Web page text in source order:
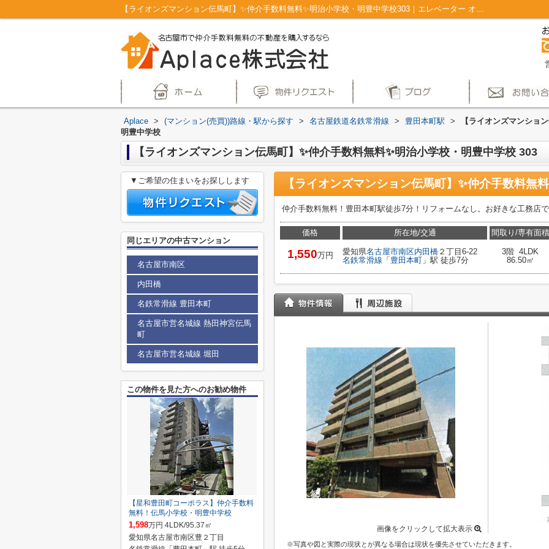
【ライオンズマンション伝馬町】✨️仲介手数料無料✨️明治小学校・明豊中学校303｜エレベーター オートロック 角住戸 東南角住戸 ２駅利用可｜仲介手数料無料！名古屋市で新築戸建てを探すならAplace
Aplace > (マンション(売買))路線・駅から探す > 名古屋鉄道名鉄常滑線 > 豊田本町駅 >
【ライオンズマンショ
明豊中学校
【ライオンズマンション伝馬町】✨️仲介手数料無料✨️明治小学校・明豊中学校 303
仲介手数料無料！豊田本町駅徒歩7分！リフォームなし。お好きな工務店
価格
1,550万円
所在地/交通
愛知県名古屋市南区内田橋 ２丁目6-22
名鉄常滑線 「 豊田本町 」駅 徒歩7分
間取り/専有面積
3階 4LDK
86.50㎡
画像をクリックして拡大表示
※写真や図と実際の現状とが異なる場合は現状を優先させていただきます。
▼ご希望の住まいをお探しします
同じエリアの中古マンション
名古屋市南区
内田橋
名鉄常滑線 豊田本町
名古屋市営名城線 熱田神宮伝馬
町
名古屋市営名城線 堀田
この物件を見た方へのお勧め物件
【星和豊田町コーポラス】仲介手数料
無料！伝馬小学校・明豊中学校
1,598万円 4LDK/95.37㎡
愛知県名古屋市南区豊２丁目